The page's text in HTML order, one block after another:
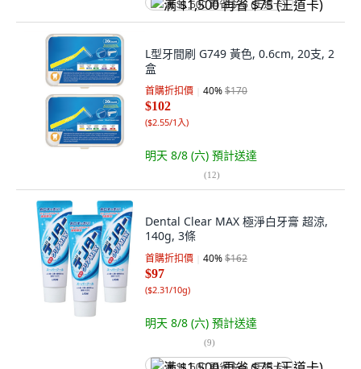
满 $1,500 再省 $75 (王道卡)
L型牙間刷 G749 黃色, 0.6cm, 20支, 2
盒
首購折扣價 40%$170
$102
($2.55/1入)
明天 8/8 (六) 預計送達
(12)
Dental Clear MAX 極淨白牙膏 超涼,
140g, 3條
首購折扣價 40%$162
$97
($2.31/10g)
明天 8/8 (六) 預計送達
(9)